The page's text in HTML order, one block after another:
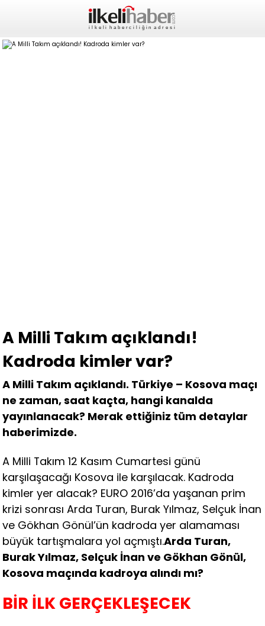
A Milli Takım açıklandı!
Kadroda kimler var?
A Milli Takım açıklandı. Türkiye – Kosova maçı
ne zaman, saat kaçta, hangi kanalda
yayınlanacak? Merak ettiğiniz tüm detaylar
haberimizde.
A Milli Takım 12 Kasım Cumartesi günü
karşılaşacağı Kosova ile karşılacak. Kadroda
kimler yer alacak? EURO 2016’da yaşanan prim
krizi sonrası Arda Turan, Burak Yılmaz, Selçuk İnan
ve Gökhan Gönül’ün kadroda yer alamaması
büyük tartışmalara yol açmıştı.Arda Turan,
Burak Yılmaz, Selçuk İnan ve Gökhan Gönül,
Kosova maçında kadroya alındı mı?
BİR İLK GERÇEKLEŞECEK